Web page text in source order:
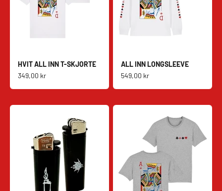
HVIT ALL INN T-SKJORTE
Salgspris
349,00 kr
ALL INN LONGSLEEVE
Salgspris
549,00 kr